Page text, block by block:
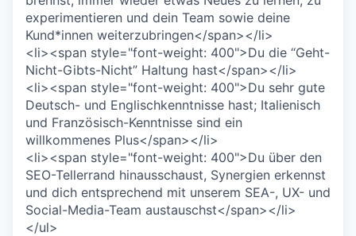
experimentieren und dein Team sowie deine
Kund*innen weiterzubringen</span></li>
<li><span style="font-weight: 400">Du die “Geht-
Nicht-Gibts-Nicht” Haltung hast</span></li>
<li><span style="font-weight: 400">Du sehr gute
Deutsch- und Englischkenntnisse hast; Italienisch
und Französisch-Kenntnisse sind ein
willkommenes Plus</span></li>
<li><span style="font-weight: 400">Du über den
SEO-Tellerrand hinausschaust, Synergien erkennst
und dich entsprechend mit unserem SEA-, UX- und
Social-Media-Team austauschst</span></li>
</ul>